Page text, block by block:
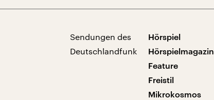
Sendungen des
Deutschlandfunk
Hörspiel
Hörspielmagazin
Feature
Freistil
Mikrokosmos